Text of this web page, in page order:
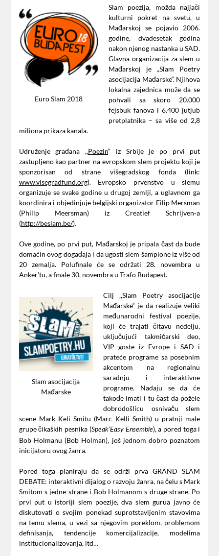
Euro Slam 2018
Slam poezija, možda najjači
kulturni pokret na svetu, u
Mađarskoj se pojavio 2006.
godine, dvadesetak godina
nakon njenog nastanka u SAD.
Glavna organizacija za slem u
Mađarskoj je ,,Slam Poetry
asocijacija Mađarske“. Njihova
lokalna zajednica može da se
pohvali sa skoro 20.000
fejsbuk fanova i 6.400 jutjub
pretplatnika – sa više od 2,8
miliona prikaza kanala.
Udruženje građana ,,Poezin“ iz Srbije je po prvi put
zastupljeno kao partner na evropskom slem projektu koji je
sponzorisan od strane višegradskog fonda (link:
www.visegradfund.org). Evropsko prvenstvo u slemu
organizuje se svake godine u drugoj zemlji, a uglavnom ga
koordinira i objedinjuje belgijski organizator Filip Mersman
(Philip Meersman) iz Creatief Schrijven-a
(http://beslam.be/).
Ove godine, po prvi put, Mađarskoj je pripala čast da bude
domaćin ovog događaja i da ugosti slem šampione iz više od
20 zemalja. Polufinale će se održati 28. novembra u
Anker’tu, a finale 30. novembra u Trafo Budapest.
Slam asocijacija
Mađarske
Cilj ,,Slam Poetry asocijacije
Mađarske“ je da realizuje veliki
međunarodni festival poezije,
koji će trajati čitavu nedelju,
uključujući takmičarski deo,
VIP goste iz Evrope i SAD i
prateće programe sa posebnim
akcentom na regionalnu
saradnju i interaktivne
programe. Nadaju se da će
takođe imati i tu čast da požele
dobrodošlicu osnivaču slem
scene Mark Keli Smitu (Marc Kelli Smith) u pratnji male
grupe čikaških pesnika (Speak’Easy Ensemble), a pored toga i
Bob Holmanu (Bob Holman), još jednom dobro poznatom
inicijatoru ovog žanra.
Pored toga planiraju da se održi prva GRAND SLAM
DEBATE: interaktivni dijalog o razvoju žanra, na čelu s Mark
Smitom s jedne strane i Bob Holmanom s druge strane. Po
prvi put u istoriji slem poezije, dva slem gurua javno će
diskutovati o svojim ponekad suprotstavljenim stavovima
na temu slema, u vezi sa njegovim poreklom, problemom
definisanja, tendencije komercijalizacije, modelima
institucionalizovanja, itd…